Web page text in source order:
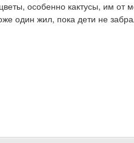
особенно кактусы, им от
один жил, пока дети не